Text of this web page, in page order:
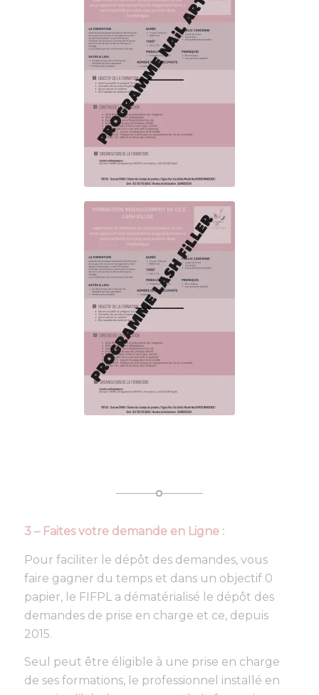
3 – Faites votre demande en Ligne :
Pour faciliter le dépôt des demandes, vous
faire gagner du temps et dans un objectif 0
papier, le FIFPL a dématérialisé le dépôt des
demandes de prise en charge et ce, depuis
2015.
Seul peut être éligible à une prise en charge
de ses formations, le professionnel installé en